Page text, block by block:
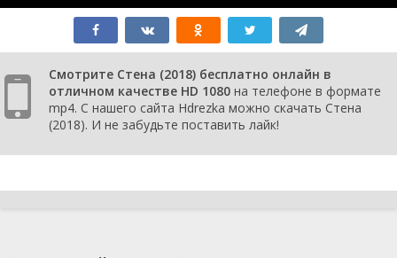
Смотрите Стена (2018) бесплатно онлайн в
отличном качестве HD 1080 на телефоне в формате
mp4. С нашего сайта Hdrezka можно скачать Стена
(2018). И не забудьте поставить лайк!